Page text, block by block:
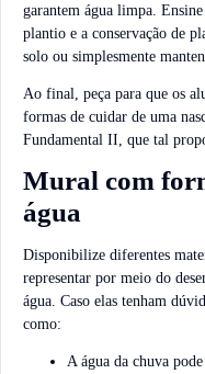
garantem água limpa.
plantio e a conservação de
solo ou simplesmente
Ao final, peça para que os
formas de cuidar de uma
Fundamental II, que tal
Mural com
água
Disponibilize diferentes
representar por meio do
água. Caso elas tenham
como:
A água da chuva